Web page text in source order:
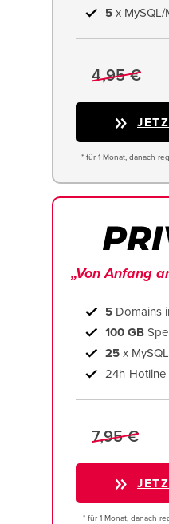
5 x MySQL/
4,95 €
* für 1 Monat, danach
„Von Anfang
5 Domains
100 GB
25 x
24h-Hotline
7,95 €
* für 1 Monat, danach